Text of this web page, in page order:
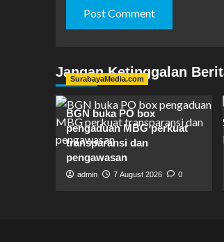
Jangan Ketinggalan
SurabayaMedia.com
BGN buka PO box
pengaduan MBG perkuat
transparansi dan
pengawasan
admin 7 August 2026 0